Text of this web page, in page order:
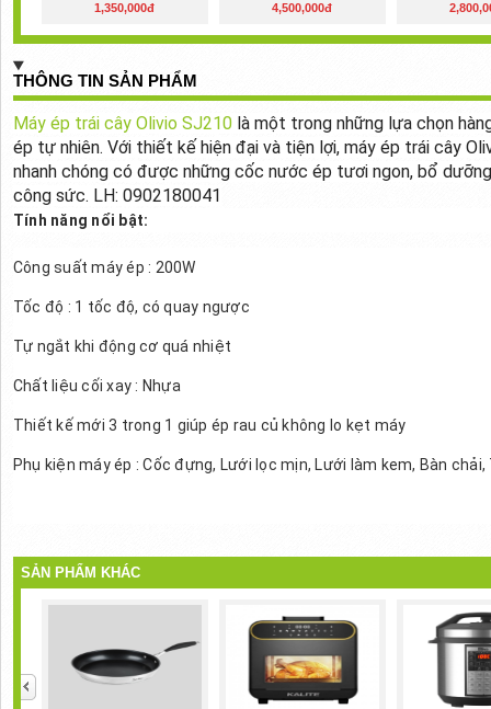
1,350,000đ
4,500,000đ
THÔNG TIN SẢN PHẨM
Máy ép trái cây Olivio SJ210là một trong những lựa chọn
ép tự nhiên. Với thiết kế hiện đại và tiện lợi, máy ép trái cây
nhanh chóng có được những cốc nước ép tươi ngon, bổ
công sức. LH: 0902180041
Tính năng nổi bật:
Công suất máy ép : 200W
Tốc độ : 1 tốc độ, có quay ngược
Tự ngắt khi động cơ quá nhiệt
Chất liệu cối xay : Nhựa
Thiết kế mới 3 trong 1 giúp ép rau củ không lo kẹt máy
Phụ kiện máy ép : Cốc đựng, Lưới lọc mịn, Lưới làm kem, Bàn chải,
SẢN PHẨM KHÁC